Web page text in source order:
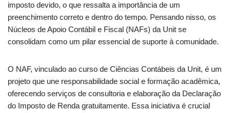
imposto devido, o que ressalta a importância de um
preenchimento correto e dentro do tempo. Pensando nisso, os
Núcleos de Apoio Contábil e Fiscal (NAFs) da Unit se
consolidam como um pilar essencial de suporte à comunidade.
O NAF, vinculado ao curso de Ciências Contábeis da Unit, é um
projeto que une responsabilidade social e formação acadêmica,
oferecendo serviços de consultoria e elaboração da Declaração
do Imposto de Renda gratuitamente. Essa iniciativa é crucial